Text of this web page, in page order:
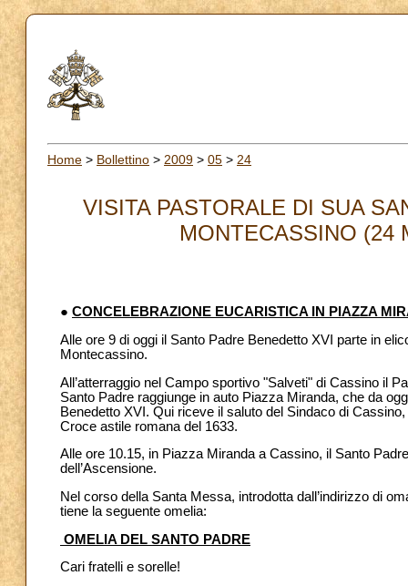
Home > Bollettino > 2009 > 05 > 24
VISITA PASTORALE DI SUA
MONTECASSINO (24
● CONCELEBRAZIONE EUCARISTICA IN PIAZZA
Alle ore 9 di oggi il Santo Padre Benedetto XVI parte in
Montecassino.
All’atterraggio nel Campo sportivo "Salveti" di Cassino il
Santo Padre raggiunge in auto Piazza Miranda, che da
Benedetto XVI. Qui riceve il saluto del Sindaco di
Croce astile romana del 1633.
Alle ore 10.15, in Piazza Miranda a Cassino, il Santo
dell’Ascensione.
Nel corso della Santa Messa, introdotta dall’indirizzo di
tiene la seguente omelia:
OMELIA DEL SANTO PADRE
Cari fratelli e sorelle!